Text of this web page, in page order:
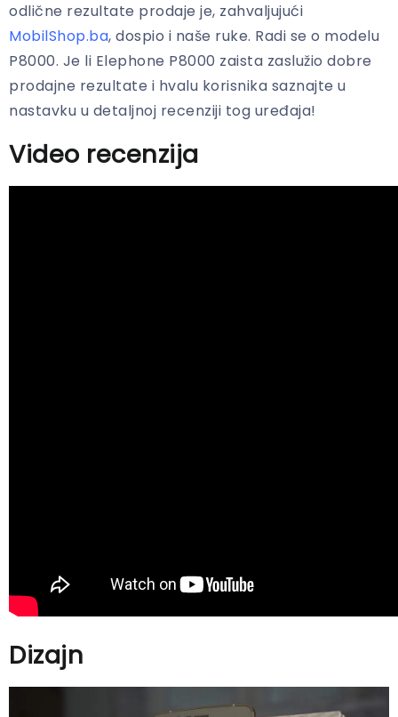
odlične rezultate prodaje je, zahvaljujući
MobilShop.ba, dospio i naše ruke. Radi se o modelu
P8000. Je li Elephone P8000 zaista zaslužio dobre
prodajne rezultate i hvalu korisnika saznajte u
nastavku u detaljnoj recenziji tog uređaja!
Video recenzija
Dizajn